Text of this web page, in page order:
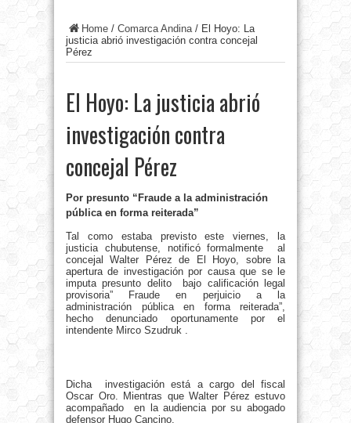
Home / Comarca Andina/ El Hoyo: La
justicia abrió investigación contra concejal
Pérez
El Hoyo: La justicia abrió
investigación contra
concejal Pérez
Por presunto “Fraude a la administración
pública en forma reiterada”
Tal como estaba previsto este viernes, la
justicia chubutense, notificó formalmente al
concejal Walter Pérez de El Hoyo, sobre la
apertura de investigación por causa que se le
imputa presunto delito bajo calificación legal
provisoria” Fraude en perjuicio a la
administración pública en forma reiterada”,
hecho denunciado oportunamente por el
intendente Mirco Szudruk .
Dicha investigación está a cargo del fiscal
Oscar Oro. Mientras que Walter Pérez estuvo
acompañado en la audiencia por su abogado
defensor Hugo Cancino.